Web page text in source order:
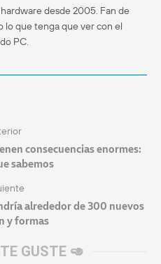
desde 2005. Fan de
lo que tenga que ver con el
PC.
consecuencias enormes:
sabemos
alrededor de 300 nuevos
y formas
GUSTE 🥑